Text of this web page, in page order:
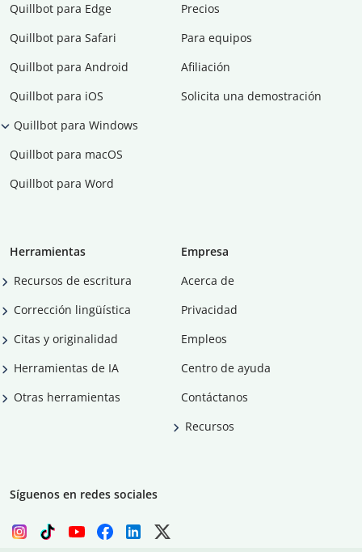
Quillbot para Edge
Quillbot para Safari
Quillbot para Android
Quillbot para iOS
Quillbot para Windows
Quillbot para macOS
Quillbot para Word
Precios
Para equipos
Afiliación
Solicita una demostración
Herramientas
Recursos de escritura
Corrección lingüística
Citas y originalidad
Herramientas de IA
Otras herramientas
Empresa
Acerca de
Privacidad
Empleos
Centro de ayuda
Contáctanos
Recursos
Síguenos en redes sociales